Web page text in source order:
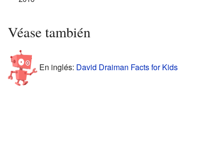
Véase también
En inglés: David Draiman Facts for Kids